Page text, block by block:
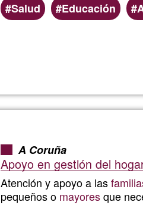
Salud
Educación
A Coruña
Apoyo en gestión del
Atención y apoyo a las
pequeños o mayoresque